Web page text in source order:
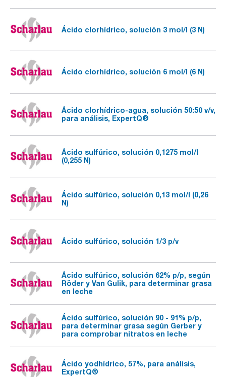
Ácido clorhídrico, solución 3 mol/l (3 N)
Ácido clorhídrico, solución 6 mol/l (6 N)
Ácido clorhídrico-agua, solución 50:50 v/v,
para análisis, ExpertQ®
Ácido sulfúrico, solución 0,1275 mol/l
(0,255 N)
Ácido sulfúrico, solución 0,13 mol/l (0,26
N)
Ácido sulfúrico, solución 1/3 p/v
Ácido sulfúrico, solución 62% p/p, según
Röder y Van Gulik, para determinar grasa
en leche
Ácido sulfúrico, solución 90 - 91% p/p,
para determinar grasa según Gerber y
para comprobar nitratos en leche
Ácido yodhídrico, 57%, para análisis,
ExpertQ®